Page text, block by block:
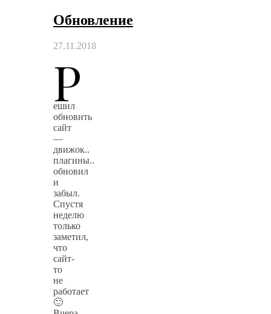
Обновление
27.11.2018
Р
ешил
обновить
сайт
—
движок..
плагины..
обновил
и
забыл.
Спустя
неделю
только
заметил,
что
сайт-
то
не
работает
🙂